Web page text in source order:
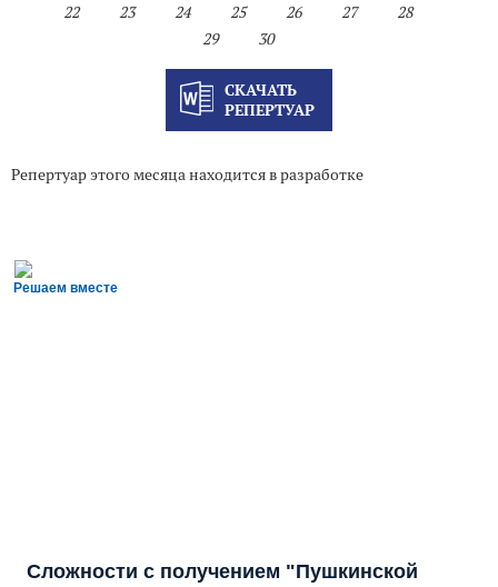
22
23 24 25 26 27
28
29
30
СКАЧАТЬ
РЕПЕРТУАР
Репертуар этого месяца находится в разработке
Решаем вместе
Сложности с получением "Пушкинской